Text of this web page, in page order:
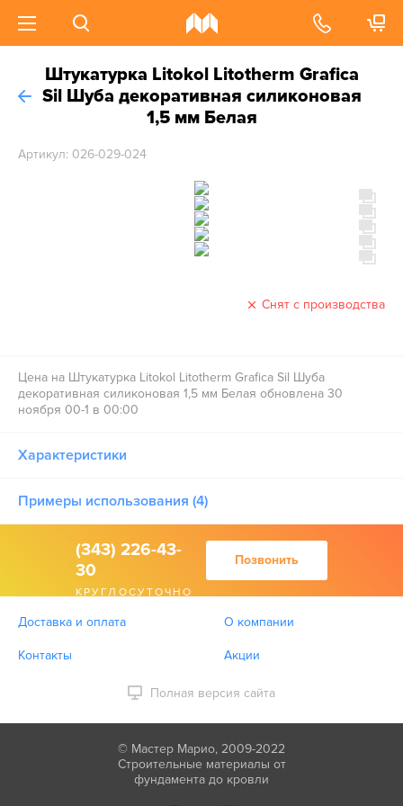
Штукатурка Litokol Litotherm Grafica
Sil Шуба декоративная силиконовая
1,5 мм Белая
Артикул: 026-029-024
Снят с производства
Цена на Штукатурка Litokol Litotherm Grafica Sil Шуба
декоративная силиконовая 1,5 мм Белая обновлена 30
ноября 00-1 в 00:00
Характеристики
Примеры использования (4)
(343) 226-43-
30
КРУГЛОСУТОЧНО
Позвонить
Доставка и оплата О компании
Контакты Акции
Полная версия сайта
© Мастер Марио, 2009-2022
Строительные материалы от
фундамента до кровли